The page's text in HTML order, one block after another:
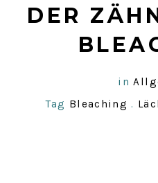
DER
in
Tag Bleaching .